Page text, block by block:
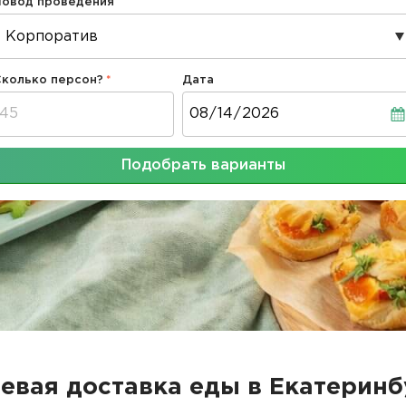
проведения
персон? Дата
Подобрать варианты
доставка еды в